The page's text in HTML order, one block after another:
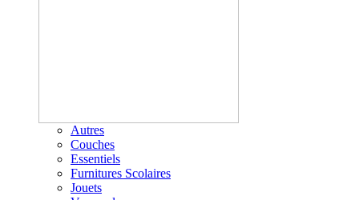
Autres
Couches
Essentiels
Furnitures Scolaires
Jouets